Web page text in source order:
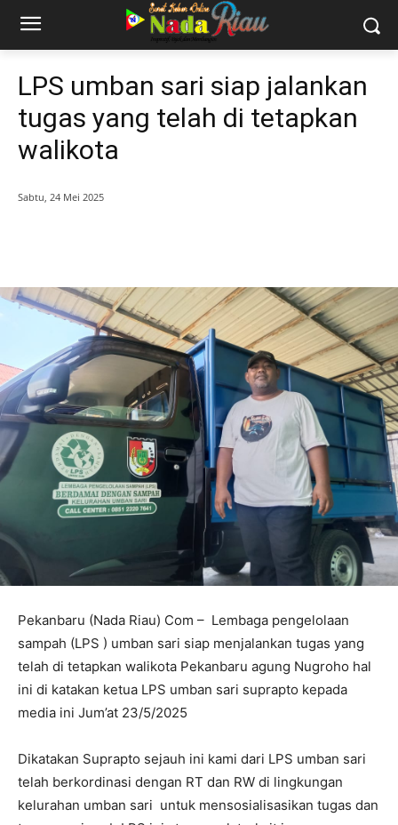
LPS umban sari siap jalankan
tugas yang telah di tetapkan
walikota
Sabtu, 24 Mei 2025
Pekanbaru (Nada Riau) Com – Lembaga pengelolaan
sampah (LPS ) umban sari siap menjalankan tugas yang
telah di tetapkan walikota Pekanbaru agung Nugroho hal
ini di katakan ketua LPS umban sari suprapto kepada
media ini Jum’at 23/5/2025
Dikatakan Suprapto sejauh ini kami dari LPS umban sari
telah berkordinasi dengan RT dan RW di lingkungan
kelurahan umban sari untuk mensosialisasikan tugas dan